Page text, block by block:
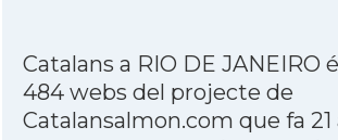
Catalans a RIO DE JANEIRO
484 webs del projecte de
Catalansalmon.com que fa 21